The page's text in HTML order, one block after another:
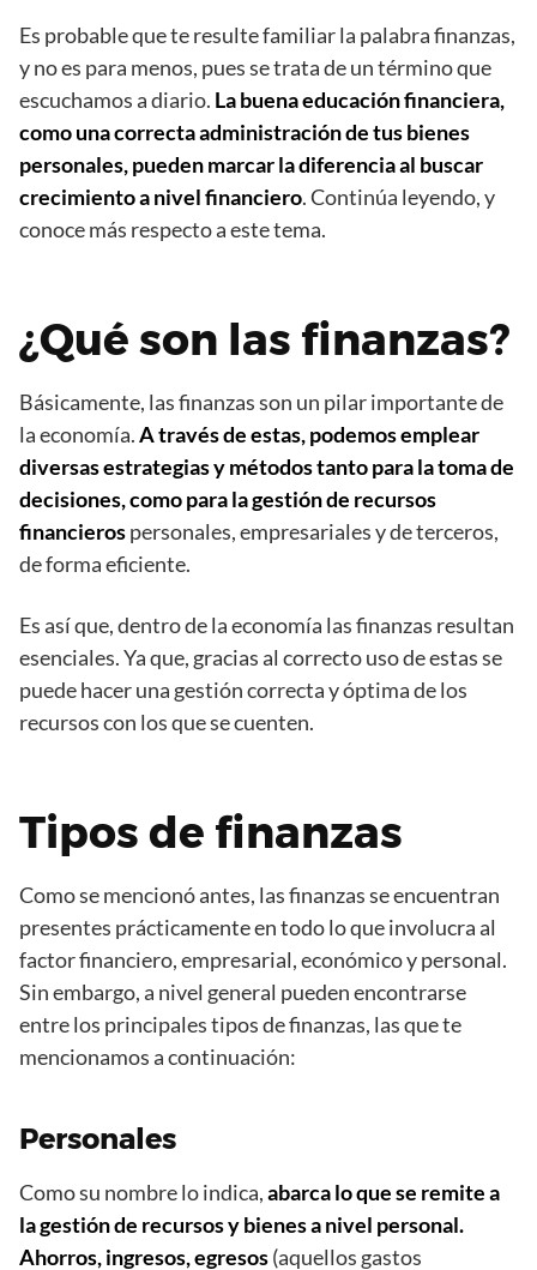
Es probable que te resulte familiar la palabra finanzas,
y no es para menos, pues se trata de un término que
escuchamos a diario. La buena educación financiera,
como una correcta administración de tus bienes
personales, pueden marcar la diferencia al buscar
crecimiento a nivel financiero. Continúa leyendo, y
conoce más respecto a este tema.
¿Qué son las finanzas?
Básicamente, las finanzas son un pilar importante de
la economía.A través de estas, podemos emplear
diversas estrategias y métodos tanto para la toma de
decisiones, como para la gestión de recursos
financierospersonales, empresariales y de terceros,
de forma eficiente.
Es así que, dentro de la economía las finanzas resultan
esenciales. Ya que, gracias al correcto uso de estas se
puede hacer una gestión correcta y óptima de los
recursos con los que se cuenten.
Tipos de finanzas
Como se mencionó antes, las finanzas se encuentran
presentes prácticamente en todo lo que involucra al
factor financiero, empresarial, económico y personal.
Sin embargo, a nivel general pueden encontrarse
entre los principales tipos de finanzas, las que te
mencionamos a continuación:
Personales
Como su nombre lo indica,abarca lo que se remite a
la gestión de recursos y bienes a nivel personal.
Ahorros, ingresos, egresos(aquellos gastos